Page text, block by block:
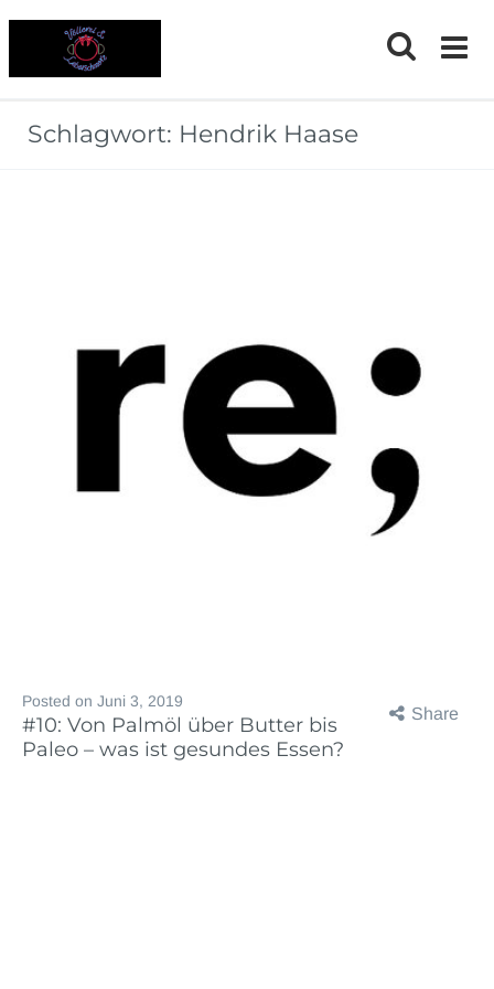
Schlagwort: Hendrik Haase
Share
Posted on Juni 3, 2019
#10: Von Palmöl über Butter bis
Paleo – was ist gesundes Essen?